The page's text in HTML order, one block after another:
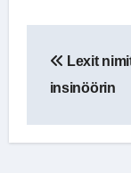
selaus
Lexit
insinöörin